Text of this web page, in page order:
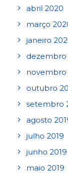
abril 2020
março
janeiro
dezembro
novembro
outubro
setembro
agosto
julho 2019
junho 2019
maio 2019